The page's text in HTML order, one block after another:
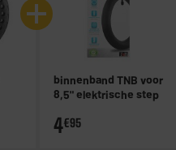
binnenband TNB voor
8,5" elektrische step
4€95